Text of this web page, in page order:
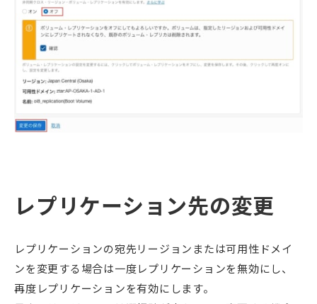
レプリケーション先の変更
レプリケーションの宛先リージョンまたは可用性ドメイ
ンを変更する場合は一度レプリケーションを無効にし、
再度レプリケーションを有効にします。